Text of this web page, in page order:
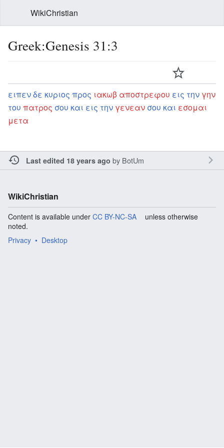
WikiChristian
Greek:Genesis 31:3
ειπενδε κυριος προς ιακωβ αποστρεφου εις την γην
του πατρος σου και εις την γενεαν σου και εσομαι
μετα
Last edited 18 years ago by BotUm
WikiChristian
Content is available under CC BY-NC-SA
unless otherwise
noted.
Privacy
Desktop